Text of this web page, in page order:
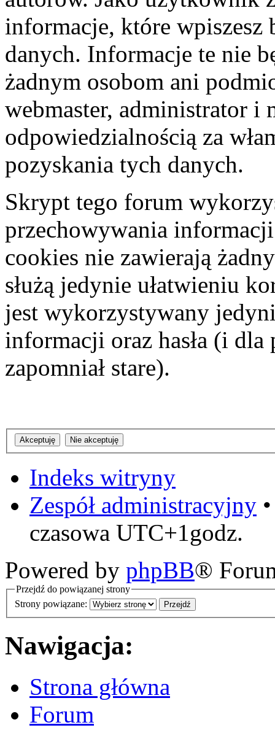
informacje, które wpiszesz
danych. Informacje te nie
żadnym osobom ani
webmaster, administrator i
odpowiedzialnością za
pozyskania tych danych.
Skrypt tego forum
przechowywania
cookies nie zawierają
służą jedynie ułatwieniu
jest wykorzystywany
informacji oraz hasła (i dla
zapomniał stare).
Indeks witryny
Zespół administracyjny
czasowa UTC+1godz.
Powered by phpBB®
Przejdź do powiązanej strony
Strony powiązane:
Nawigacja:
Strona główna
Forum